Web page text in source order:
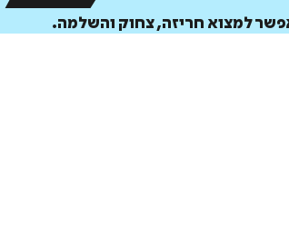
למצוא חריזה, צחוק והשלמה.